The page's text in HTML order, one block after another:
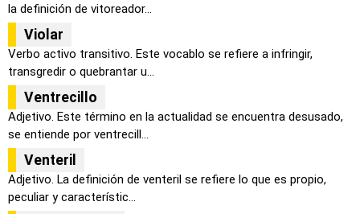
la definición de vitoreador...
Violar
Verbo activo transitivo. Este vocablo se refiere a infringir,
transgredir o quebrantar u...
Ventrecillo
Adjetivo. Este término en la actualidad se encuentra desusado,
se entiende por ventrecill...
Venteril
Adjetivo. La definición de venteril se refiere lo que es propio,
peculiar y característic...